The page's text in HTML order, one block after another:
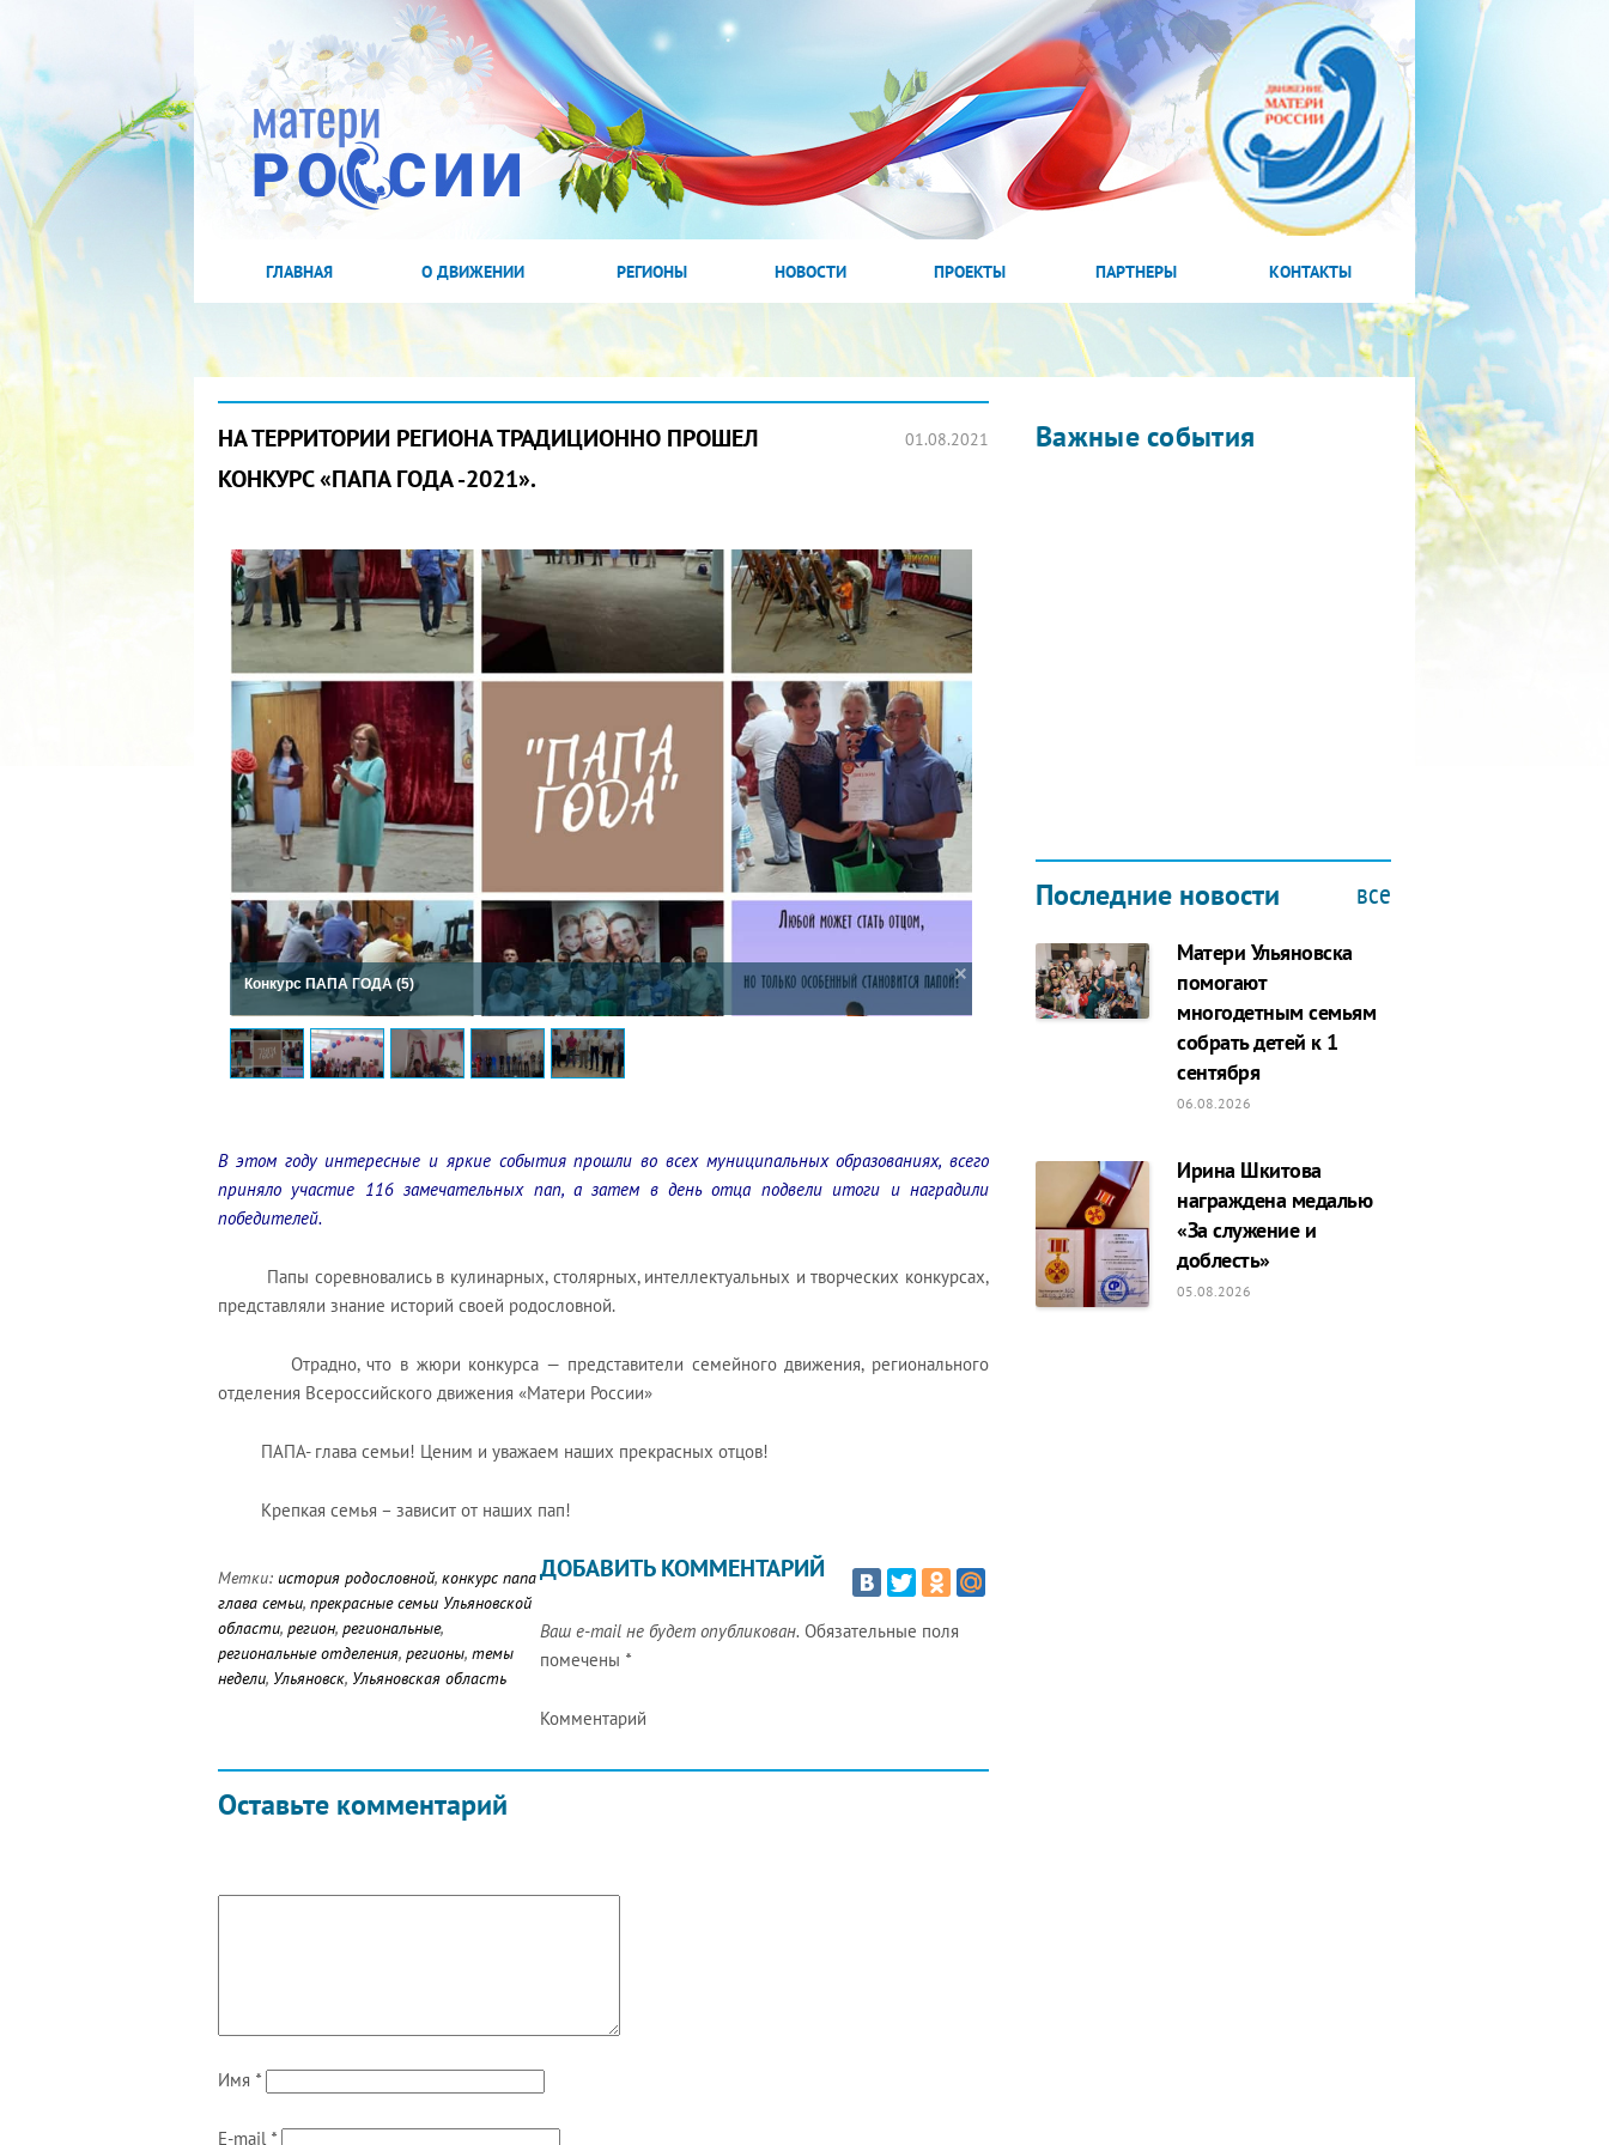
ГЛАВНАЯ О ДВИЖЕНИИ РЕГИОНЫ НОВОСТИ ПРОЕКТЫ ПАРТНЕРЫ КОНТАКТЫ
НА ТЕРРИТОРИИ РЕГИОНА ТРАДИЦИОННО ПРОШЕЛ
КОНКУРС «ПАПА ГОДА -2021».
01.08.2021
Конкурс ПАПА ГОДА (4)
В этом году интересные и яркие события прошли во всех муниципальных образованиях, всего
приняло участие 116 замечательных пап, а затем в день отца подвели итоги и наградили
победителей.
Папы соревновались в кулинарных, столярных, интеллектуальных и творческих конкурсах,
представляли знание историй своей родословной.
Отрадно, что в жюри конкурса — представители семейного движения, регионального
отделения Всероссийского движения «Матери России»
ПАПА- глава семьи! Ценим и уважаем наших прекрасных отцов!
Крепкая семья – зависит от наших пап!
Метки: история родословной, конкурс папа
глава семьи, прекрасные семьи Ульяновской
области, регион, региональные,
региональные отделения, регионы, темы
недели, Ульяновск, Ульяновская область
Оставьте комментарий
ДОБАВИТЬ КОММЕНТАРИЙ
Ваш e-mail не будет опубликован. Обязательные поля
помечены *
Комментарий
Имя *
E-mail *
Важные события
2022 ГОД ПРОВОЗГЛАШЕН ГОДОМ
МАТЕРИ В ЯКУТИИ
19.12.2021
Последние новости все
Матери Ульяновска
помогают
многодетным семьям
собрать детей к 1
сентября
06.08.2026
Ирина Шкитова
награждена медалью
«За служение и
доблесть»
05.08.2026